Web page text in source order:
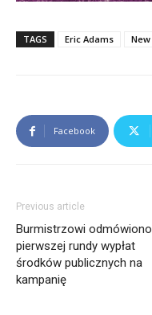
gdzie
oraz
kongresu
TAGS Eric Adams
Facebook
Previous article
Burmistrzowi odmówiono
pierwszej rundy wypłat
środków publicznych na
kampanię